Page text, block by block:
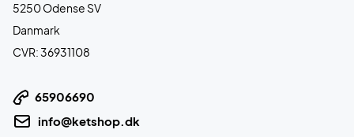
5250 Odense SV
Danmark
CVR: 36931108
65906690
info@ketshop.dk